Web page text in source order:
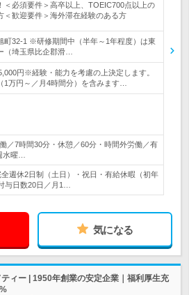
＜必須要件＞高卒以上、TOEIC700点以上の
＜歓迎要件＞海外滞在経験のある方
町32-1 ※研修期間中（半年～1年程度）は東
（埼玉県比企郡滑…
円※経験・能力を考慮の上決定します。
万円～／月4時間分）を含みます…
／7時間30分・休憩／60分・時間外労働／有
曜…
週休2日制（土日）・祝日・有給休暇（初年
与日数20日／月1…
気になる
ィー | 1950年創業の安定企業｜福利厚生充